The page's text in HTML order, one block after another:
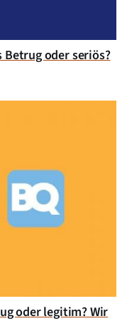
Betrug oder seriös?
oder legitim? Wir